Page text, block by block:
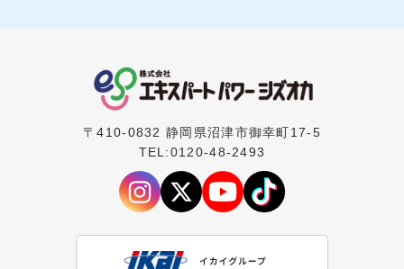
〒410-0832 静岡県沼津市御幸町17-5
TEL:0120-48-2493